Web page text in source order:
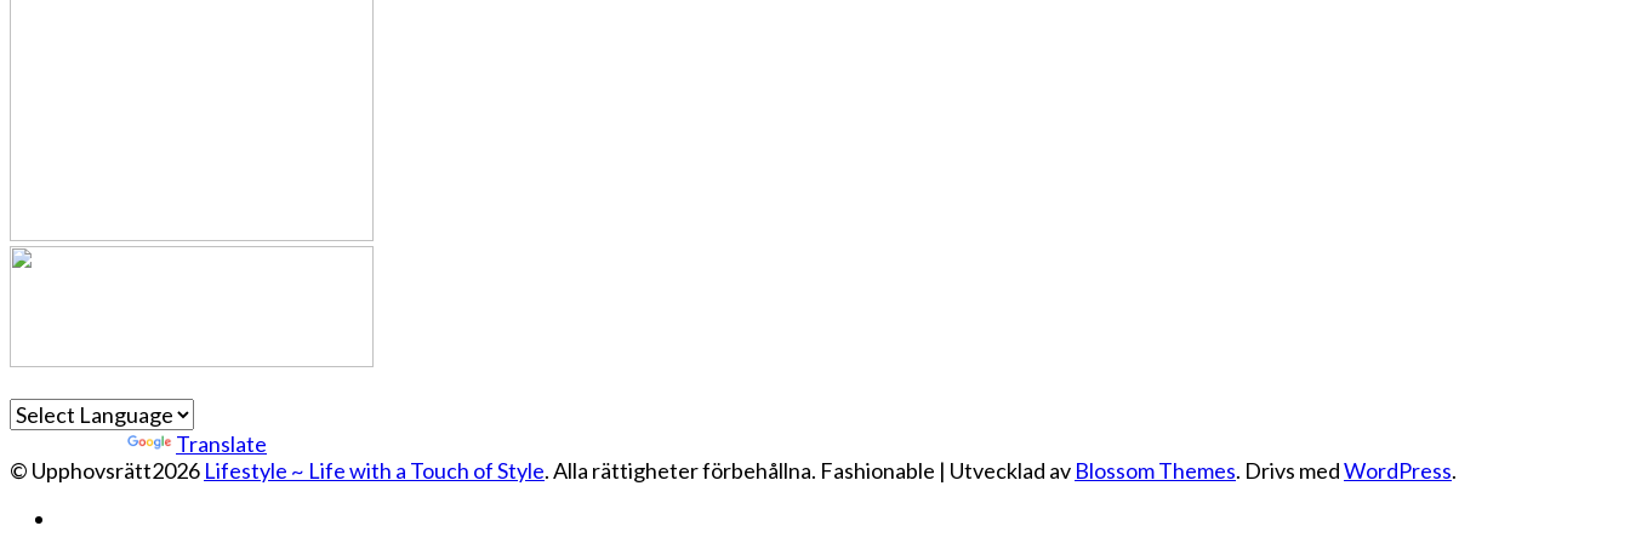
Translate
© Upphovsrätt2026 Lifestyle ~ Life with a Touch of Style. Alla rättigheter förbehållna. Fashionable | Utvecklad av Blossom Themes. Drivs medWordPress.